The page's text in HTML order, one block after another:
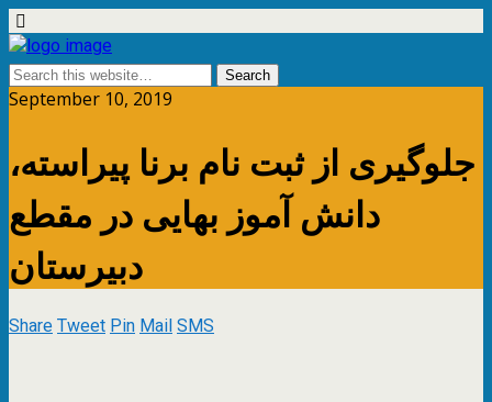
September 10, 2019
جلوگیری از ثبت نام برنا پیراسته،
دانش آموز بهایی در مقطع
دبیرستان
ShareTweetPinMailSMS